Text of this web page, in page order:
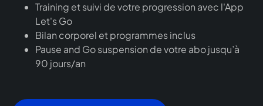
Training et suivi de votre progression avec l'App
Let's Go
Bilan corporel et programmes inclus
Pause and Go suspension de votre abo jusqu’à
90 jours/an